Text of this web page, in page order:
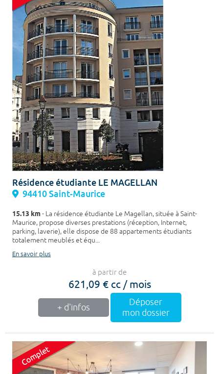
Résidence étudiante LE MAGELLAN
94410 Saint-Maurice
15.13 km- La résidence étudiante Le Magellan, située à Saint-
Maurice, propose diverses prestations (réception, Internet,
parking, laverie), elle dispose de 88 appartements étudiants
totalement meublés et équ...
En savoir plus
à partir de
621,09 € cc / mois
+ d'infos
Déposer
mon dossier